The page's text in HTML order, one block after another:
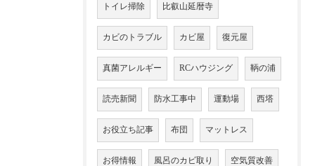
トイレ掃除 比叡山延暦寺
カビのトラブル カビ屋 復元屋
真菌アレルギー RCハウジング 鞆の浦
読売新聞 防水工事中 運動場 西塔
お役立ち記事 布団 マットレス
お得情報 風呂のカビ取り 空気質改善